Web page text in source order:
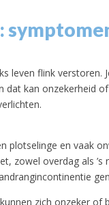
leven flink
kan onzekerheid
plotselinge en vaak
zowel overdag als
zich onzeker of